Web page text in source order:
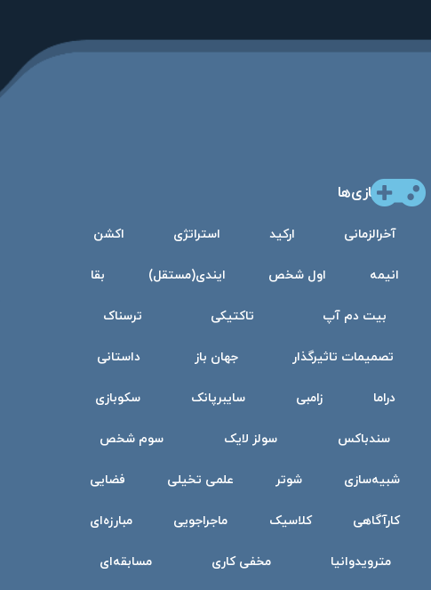
بازی‌ها
آخرالزمانی ارکید استراتژی اکشن
انیمه اول شخص ایندی(مستقل) بقا
بیت دم آپ تاکتیکی ترسناک
تصمیمات تاثیرگذار جهان باز داستانی
دراما زامبی سایبرپانک سکوبازی
سندباکس سولز لایک سوم شخص
شبیه‌سازی شوتر علمی تخیلی فضایی
کارآگاهی کلاسیک ماجراجویی مبارزه‌ای
مترویدوانیا مخفی کاری مسابقه‌ای